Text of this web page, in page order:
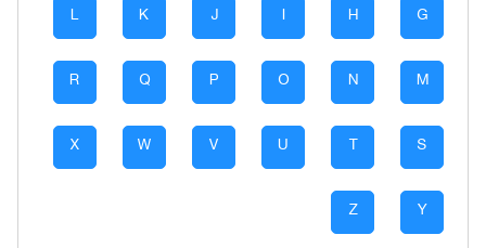
G
H
I
J
K
L
M
N
O
P
Q
R
S
T
U
V
W
X
Y
Z